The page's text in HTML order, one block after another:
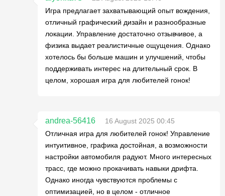
Игра предлагает захватывающий опыт вождения,
отличный графический дизайн и разнообразные
локации. Управление достаточно отзывчивое, а
физика выдает реалистичные ощущения. Однако
хотелось бы больше машин и улучшений, чтобы
поддерживать интерес на длительный срок. В
целом, хорошая игра для любителей гонок!
andrea-56416
16 August 2025 00:45
Отличная игра для любителей гонок! Управление
интуитивное, графика достойная, а возможности
настройки автомобиля радуют. Много интересных
трасс, где можно прокачивать навыки дрифта.
Однако иногда чувствуются проблемы с
оптимизацией, но в целом - отличное